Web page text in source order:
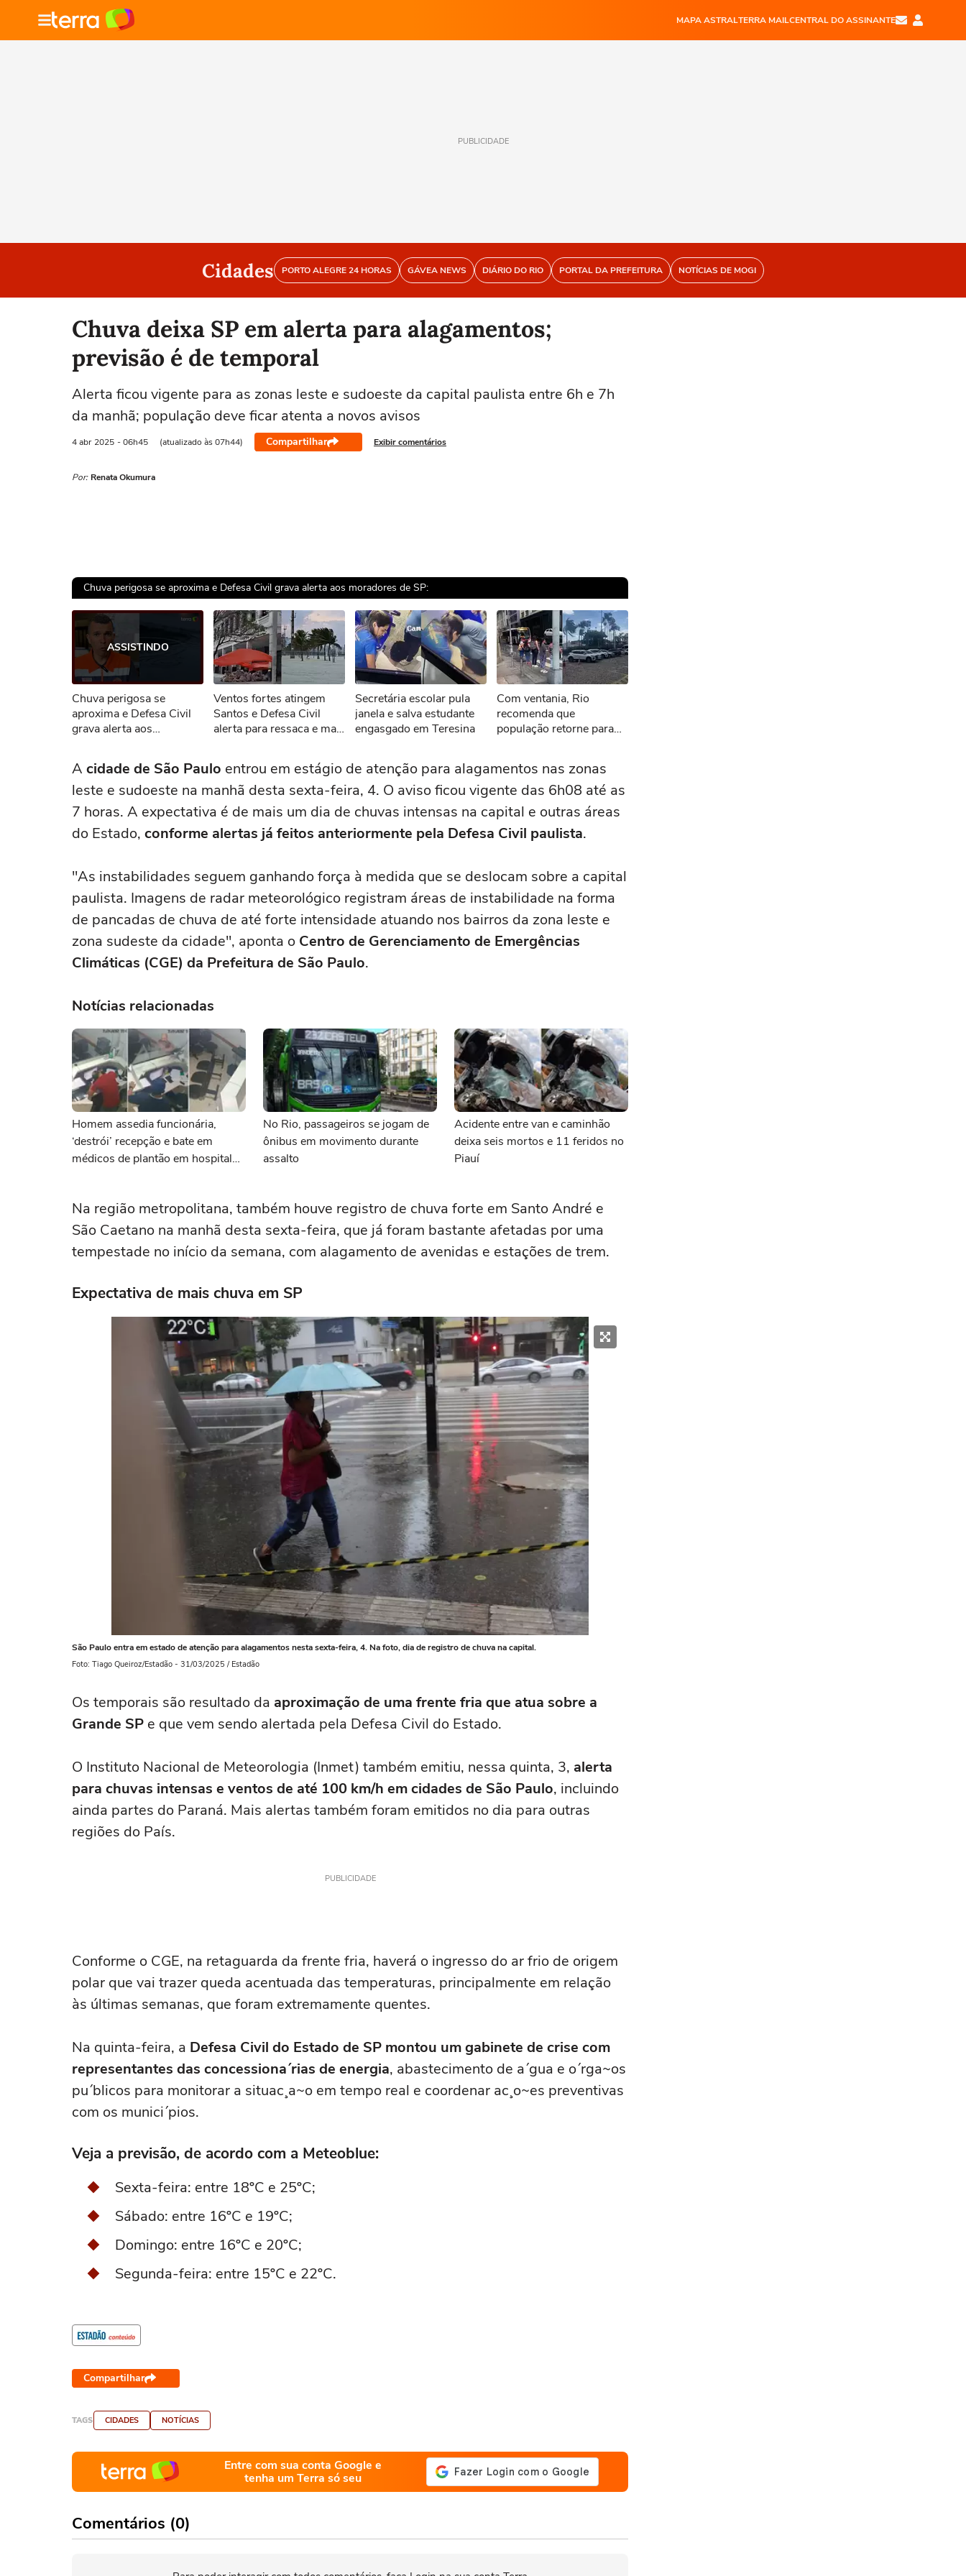
MAPA ASTRALTERRA MAILCENTRAL DO ASSINANTE
PUBLICIDADE
Cidades PORTO ALEGRE 24 HORAS GÁVEA NEWS DIÁRIO DO RIO PORTAL DA PREFEITURA NOTÍCIAS DE MOGI
Chuva deixa SP em alerta para alagamentos;
previsão é de temporal
Alerta ficou vigente para as zonas leste e sudoeste da capital paulista entre 6h e 7h
da manhã; população deve ficar atenta a novos avisos
4 abr 2025 - 06h45 (atualizado às 07h44) Compartilhar Exibir comentários
Por: Renata Okumura
Chuva perigosa se aproxima e Defesa Civil grava alerta aos moradores de SP:
Ops!
Não foi possível reproduzir o vídeo
Tentar novamente
ASSISTINDO
Chuva perigosa se
aproxima e Defesa Civil
grava alerta aos
Ventos fortes atingem
Santos e Defesa Civil
alerta para ressaca e mar
Secretária escolar pula
janela e salva estudante
engasgado em Teresina
Com ventania, Rio
recomenda que
população retorne para
atividades não essenciais
A cidade de São Paulo entrou em estágio de atenção para alagamentos nas zonas
leste e sudoeste na manhã desta sexta-feira, 4. O aviso ficou vigente das 6h08 até as
7 horas. A expectativa é de mais um dia de chuvas intensas na capital e outras áreas
do Estado, conforme alertas já feitos anteriormente pela Defesa Civil paulista.
"As instabilidades seguem ganhando força à medida que se deslocam sobre a capital
paulista. Imagens de radar meteorológico registram áreas de instabilidade na forma
de pancadas de chuva de até forte intensidade atuando nos bairros da zona leste e
zona sudeste da cidade", aponta o Centro de Gerenciamento de Emergências
Climáticas (CGE) da Prefeitura de São Paulo.
Notícias relacionadas
Homem assedia funcionária,
‘destrói’ recepção e bate em
médicos de plantão em hospital
No Rio, passageiros se jogam de
ônibus em movimento durante
assalto
Acidente entre van e caminhão
deixa seis mortos e 11 feridos no
Piauí
Na região metropolitana, também houve registro de chuva forte em Santo André e
São Caetano na manhã desta sexta-feira, que já foram bastante afetadas por uma
tempestade no início da semana, com alagamento de avenidas e estações de trem.
Expectativa de mais chuva em SP
São Paulo entra em estado de atenção para alagamentos nesta sexta-feira, 4. Na foto, dia de registro de chuva na capital.
Foto: Tiago Queiroz/Estadão - 31/03/2025 / Estadão
Os temporais são resultado da aproximação de uma frente fria que atua sobre a
Grande SP e que vem sendo alertada pela Defesa Civil do Estado.
O Instituto Nacional de Meteorologia (Inmet) também emitiu, nessa quinta, 3, alerta
para chuvas intensas e ventos de até 100 km/h em cidades de São Paulo, incluindo
ainda partes do Paraná. Mais alertas também foram emitidos no dia para outras
regiões do País.
PUBLICIDADE
Conforme o CGE, na retaguarda da frente fria, haverá o ingresso do ar frio de origem
polar que vai trazer queda acentuada das temperaturas, principalmente em relação
às últimas semanas, que foram extremamente quentes.
Na quinta-feira, a Defesa Civil do Estado de SP montou um gabinete de crise com
representantes das concessiona´rias de energia, abastecimento de a´gua e o´rga~os
pu´blicos para monitorar a situac¸a~o em tempo real e coordenar ac¸o~es preventivas
com os munici´pios.
Veja a previsão, de acordo com a Meteoblue:
Sexta-feira: entre 18ºC e 25ºC;
Sábado: entre 16ºC e 19ºC;
Domingo: entre 16ºC e 20ºC;
Segunda-feira: entre 15ºC e 22ºC.
Compartilhar
TAGS CIDADES NOTÍCIAS
Entre com sua conta Google e
tenha um Terra só seu
Comentários (0)